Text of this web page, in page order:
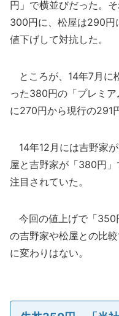
円」で横並びだった。
300円に、松屋は290円
値下げして対抗した。
ところが、14年7月に
った380円の「プレミ
に270円から現行の291
14年12月には吉野家
屋と吉野家が「380円
注目されていた。
今回の値上げで「350
の吉野家や松屋との比
に変わりはない。